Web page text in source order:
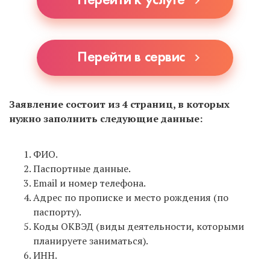
делают.
Перейти в сервис
Заявление состоит из 4 страниц, в которых
нужно заполнить следующие данные:
ФИО.
Паспортные данные.
Email и номер телефона.
Адрес по прописке и место рождения (по
паспорту).
Коды ОКВЭД (виды деятельности, которыми
планируете заниматься).
ИНН.